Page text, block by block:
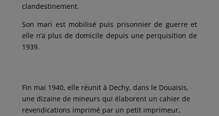
clandestinement.
Son mari est mobilisé puis prisonnier de guerre et
elle n’a plus de domicile depuis une perquisition de
1939.
Fin mai 1940, elle réunit à Dechy, dans le Douaisis,
une dizaine de mineurs qui élaborent un cahier de
revendications imprimé par un petit imprimeur,